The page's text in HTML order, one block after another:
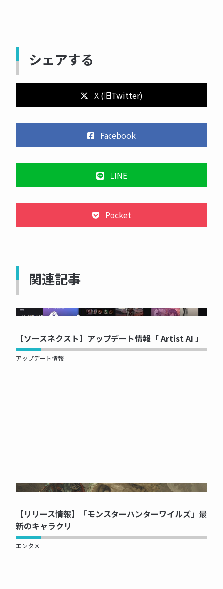
シェアする
X (旧Twitter)
Facebook
LINE
Pocket
関連記事
NOW PRINTING...
【ソースネクスト】アップデート情報「 Artist AI 」
アップデート情報
NOW PRINTING...
【リリース情報】「モンスターハンターワイルズ」最
新のキャラクリ
エンタメ